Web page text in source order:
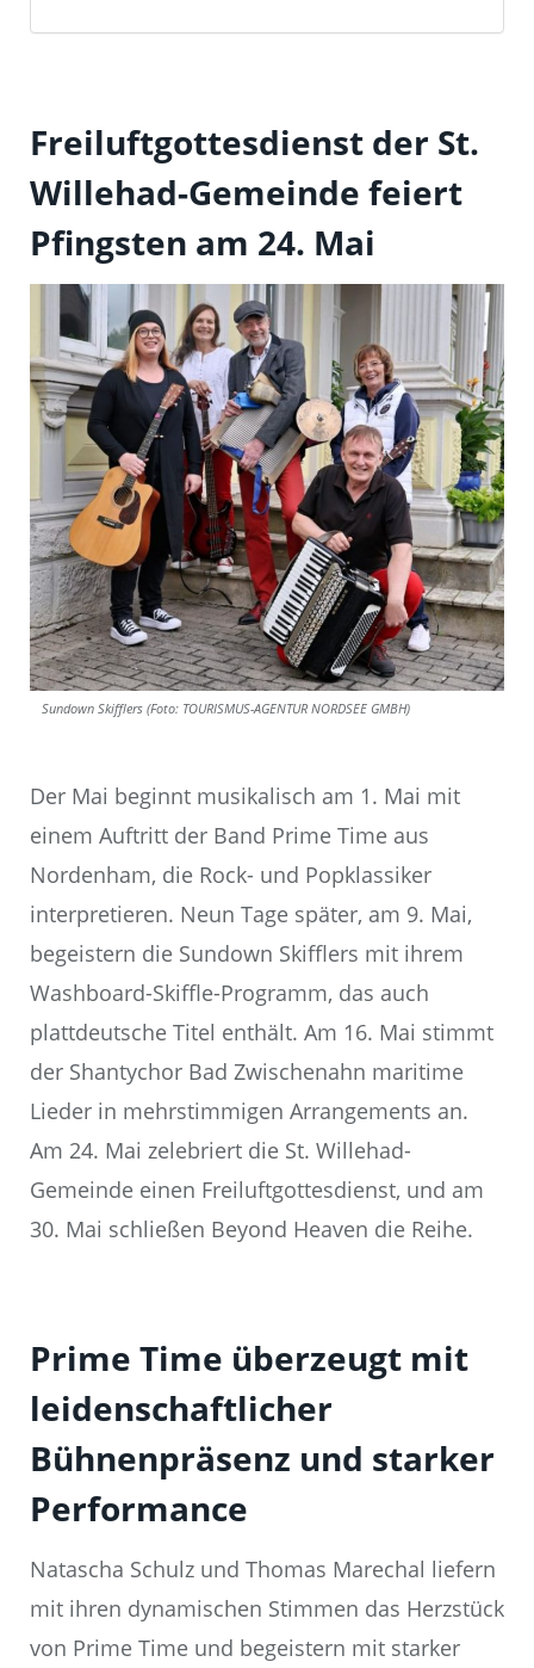
Freiluftgottesdienst der St.
Willehad-Gemeinde feiert
Pfingsten am 24. Mai
Sundown Skifflers (Foto: TOURISMUS-AGENTUR NORDSEE GMBH)
Der Mai beginnt musikalisch am 1. Mai mit
einem Auftritt der Band Prime Time aus
Nordenham, die Rock- und Popklassiker
interpretieren. Neun Tage später, am 9. Mai,
begeistern die Sundown Skifflers mit ihrem
Washboard-Skiffle-Programm, das auch
plattdeutsche Titel enthält. Am 16. Mai stimmt
der Shantychor Bad Zwischenahn maritime
Lieder in mehrstimmigen Arrangements an.
Am 24. Mai zelebriert die St. Willehad-
Gemeinde einen Freiluftgottesdienst, und am
30. Mai schließen Beyond Heaven die Reihe.
Prime Time überzeugt mit
leidenschaftlicher
Bühnenpräsenz und starker
Performance
Natascha Schulz und Thomas Marechal liefern
mit ihren dynamischen Stimmen das Herzstück
von Prime Time und begeistern mit starker